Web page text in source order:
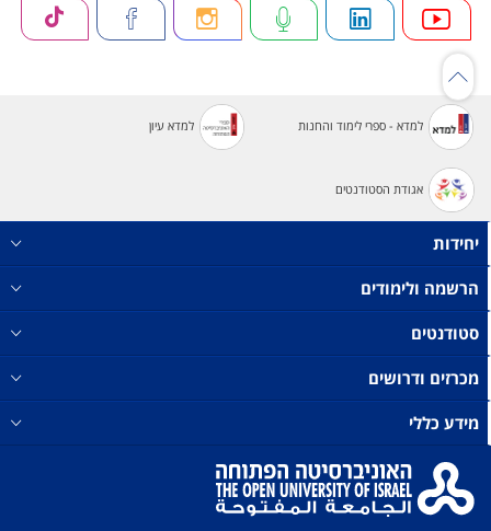
למדא - ספרי לימוד והחנות למדא עיון
אגודת הסטודנטים
יחידות
הרשמה ולימודים
סטודנטים
מכרזים ודרושים
מידע כללי